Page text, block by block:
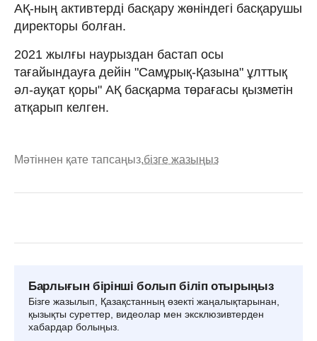
АҚ-ның активтерді басқару жөніндегі басқарушы
директоры болған.
2021 жылғы наурыздан бастап осы
тағайындауға дейін "Самұрық-Қазына" ұлттық
әл-ауқат қоры" АҚ басқарма төрағасы қызметін
атқарып келген.
Мәтіннен қате тапсаңыз,бізге жазыңыз
Барлығын бірінші болып біліп отырыңыз
Бізге жазылып, Қазақстанның өзекті жаңалықтарынан,
қызықты суреттер, видеолар мен эксклюзивтерден
хабардар болыңыз.